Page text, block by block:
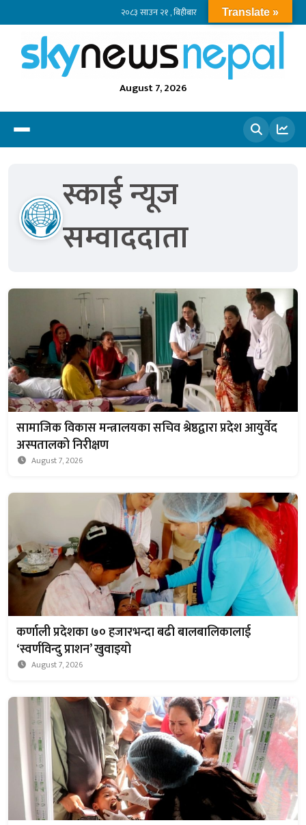
२०८३ साउन २१ , बिहीबार
August 7, 2026
स्काई न्यूज
सम्वाददाता
सामाजिक विकास मन्त्रालयका सचिव श्रेष्ठद्वारा प्रदेश आयुर्वेद
अस्पतालको निरीक्षण
August 7, 2026
कर्णाली प्रदेशका ७० हजारभन्दा बढी बालबालिकालाई
‘स्वर्णविन्दु प्राशन’ खुवाइयो
August 7, 2026
Translate »